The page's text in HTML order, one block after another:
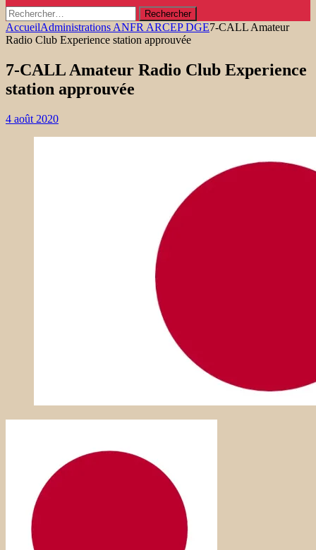
Rechercher :
AccueilAdministrations ANFR ARCEP DGE7-CALL Amateur
Radio Club Experience station approuvée
7-CALL Amateur Radio Club Experience
station approuvée
4 août 2020